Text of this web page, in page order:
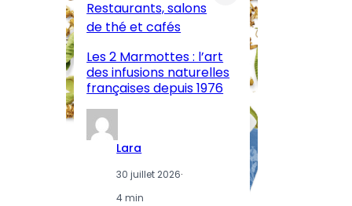
Restaurants, salons
de thé et cafés
Les 2 Marmottes : l’art
des infusions naturelles
françaises depuis 1976
Lara
30 juillet 2026·
4 min